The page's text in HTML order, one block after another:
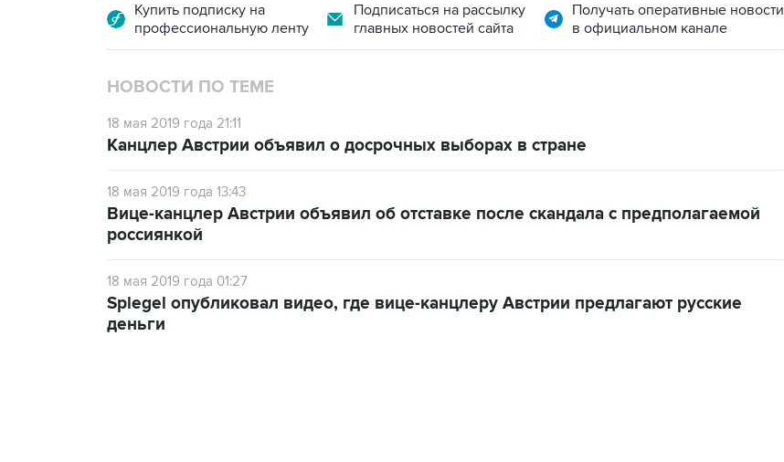
Купить подписку на
профессиональную ленту
Подписаться на рассылку
главных новостей сайта
Получать оперативные новости
в официальном канале
НОВОСТИ ПО ТЕМЕ
18 мая 2019 года 21:11
Канцлер Австрии объявил о досрочных выборах в стране
18 мая 2019 года 13:43
Вице-канцлер Австрии объявил об отставке после скандала с предполагаемой
россиянкой
18 мая 2019 года 01:27
Spiegel опубликовал видео, где вице-канцлеру Австрии предлагают русские
деньги